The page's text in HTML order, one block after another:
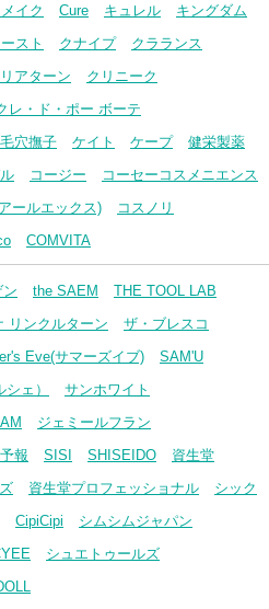
イク Cure キュレル
キングダム
スト クナイプ
クラランス
アターン
クリニーク
レ・ド・ポー ボーテ
毛穴撫子 ケイト ケープ
健栄製薬
コージー
コーセーコスメニエンス
ールエックス)
コスノリ
COMVITA
the SAEM
THE TOOL LAB
リンクルターン
ザ・ブレスコ
Eve(サマーズイブ)
SAM'U
ェ）
サンホワイト
ジェミールフラン
報 SISI SHISEIDO
資生堂
資生堂プロフェッショナル
シック
CipiCipi
シムシムジャパン
シュエトゥールズ